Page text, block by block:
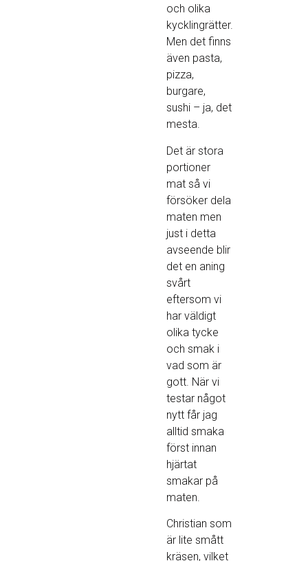
och olika
kycklingrätter.
Men det finns
även pasta,
pizza,
burgare,
sushi – ja, det
mesta.
Det är stora
portioner
mat så vi
försöker dela
maten men
just i detta
avseende blir
det en aning
svårt
eftersom vi
har väldigt
olika tycke
och smak i
vad som är
gott. När vi
testar något
nytt får jag
alltid smaka
först innan
hjärtat
smakar på
maten.
Christian som
är lite smått
kräsen, vilket